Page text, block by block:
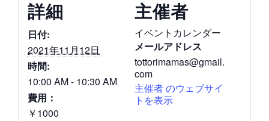
詳細
日付:
2021年11月12日
時間:
10:00 AM - 10:30 AM
費用：
￥1000
主催者
イベントカレンダー
メールアドレス
tottorimamas@gmail.
com
主催者 のウェブサイ
トを表示